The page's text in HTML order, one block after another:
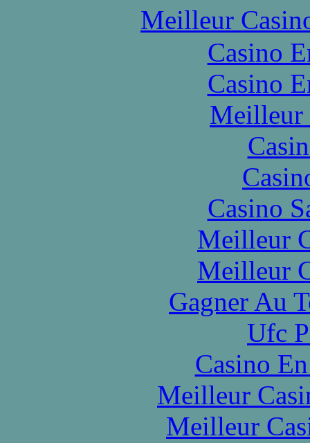
Meilleur
Casino
Casino
Meilleur
Casino
Meilleur
Meilleur
Gagner Au
Ufc
Casino
Meilleur
Meilleur